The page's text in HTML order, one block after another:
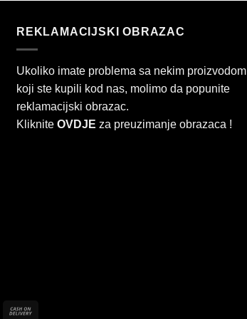
REKLAMACIJSKI OBRAZAC
Ukoliko imate problema sa nekim proizvodom
koji ste kupili kod nas, molimo da popunite
reklamacijski obrazac.
Kliknite OVDJE za preuzimanje obrazaca !
MasterCard